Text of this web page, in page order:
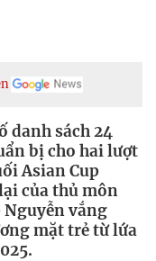
danh sách 24
bị cho hai lượt
Asian Cup
của thủ môn
vắng
mặt trẻ từ lứa